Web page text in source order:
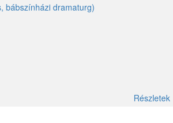
bábszínházi dramaturg)
Részletek